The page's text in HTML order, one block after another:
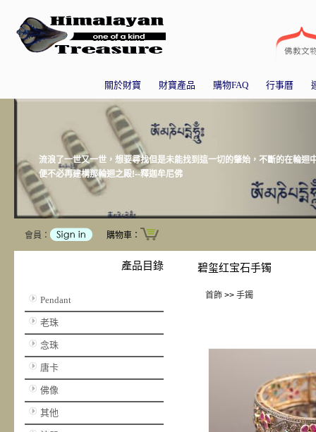
關於財寶 財寶產品 購物FAQ 行事曆
流浪了一世又一世，想要尋找但是未能找到這一切的肇始，不斷的在輪迴
便不必再建構那輪迴之殿!--釋迦牟尼佛
會員： 購物車：
產品目錄
Pendant
老珠
念珠
唐卡
佛像
其他
碧玺红宝石手镯
首飾>> 手鐲